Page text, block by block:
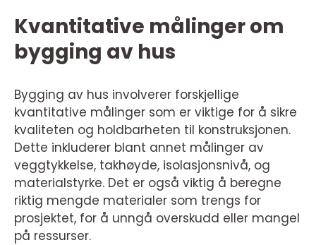
Kvantitative målinger om
bygging av hus
Bygging av hus involverer forskjellige
kvantitative målinger som er viktige for å sikre
kvaliteten og holdbarheten til konstruksjonen.
Dette inkluderer blant annet målinger av
veggtykkelse, takhøyde, isolasjonsnivå, og
materialstyrke. Det er også viktig å beregne
riktig mengde materialer som trengs for
prosjektet, for å unngå overskudd eller mangel
på ressurser.